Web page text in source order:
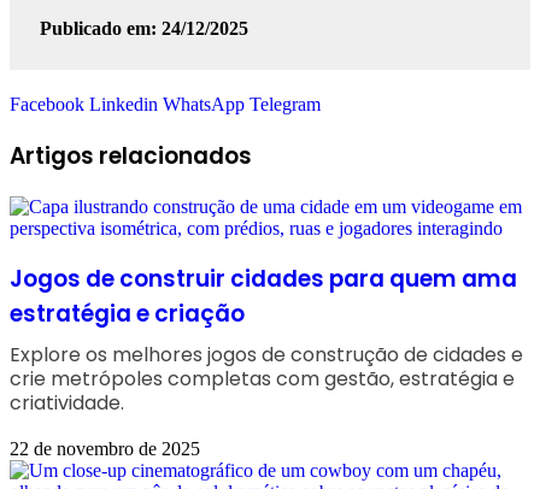
Publicado em: 24/12/2025
Facebook Linkedin WhatsApp Telegram
Artigos relacionados
Jogos de construir cidades para quem ama
estratégia e criação
Explore os melhores jogos de construção de cidades e
crie metrópoles completas com gestão, estratégia e
criatividade.
22 de novembro de 2025